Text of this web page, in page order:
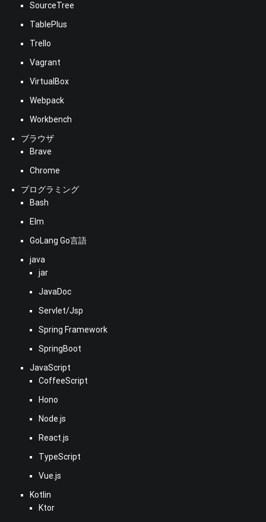
SourceTree
TablePlus
Trello
Vagrant
VirtualBox
Webpack
Workbench
ブラウザ
Brave
Chrome
プログラミング
Bash
Elm
GoLang Go言語
java
jar
JavaDoc
Servlet/Jsp
Spring Framework
SpringBoot
JavaScript
CoffeeScript
Hono
Node.js
React.js
TypeScript
Vue.js
Kotlin
Ktor